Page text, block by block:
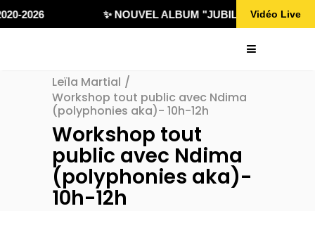
2026 ✨ NOUVEL ALBUM "JUBILÄ 432"Vidéo Live
Leïla Martial /
Workshop tout public avec Ndima
(polyphonies aka)- 10h-12h
Workshop tout
public avec Ndima
(polyphonies aka)-
10h-12h